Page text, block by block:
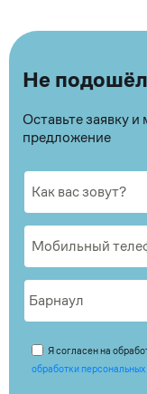
Не
Оставьте заявку
предложение
Я согласен на
обработки